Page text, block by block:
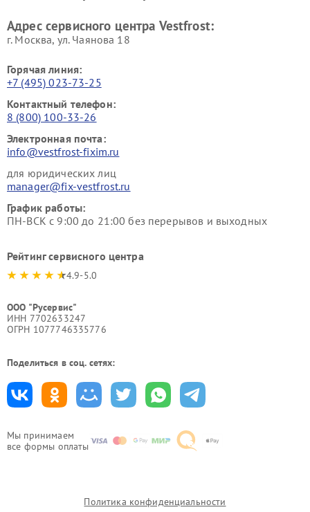
Мы принимаем
все формы оплаты
Адрес сервисного центра Vestfrost:
г. Москва, ул. Чаянова 18
Горячая линия:
+7 (495) 023-73-25
Контактный телефон:
8 (800) 100-33-26
Электронная почта:
info@vestfrost-fixim.ru
для юридических лиц
manager@fix-vestfrost.ru
График работы:
ПН-ВСК с 9:00 до 21:00 без перерывов и выходных
Рейтинг сервисного центра
4.9-5.0
ООО "Русервис"
ИНН 7702633247
ОГРН 1077746335776
Поделиться в соц. сетях:
Политика конфиденциальности